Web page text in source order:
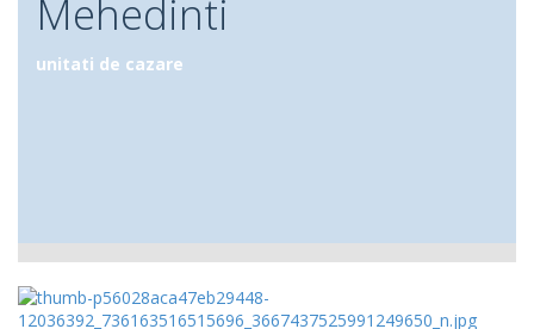
Mehedinti
unitati de cazare